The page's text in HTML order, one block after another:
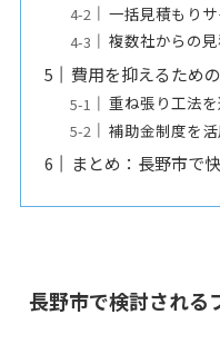
一括見積もり
複数社からの
費用を抑えるため
重ね張り工法
補助金制度を
まとめ：長野市で
長野市で検討される